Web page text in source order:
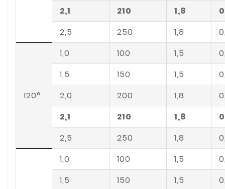
2,1 210 1,8
2,5
250 1,8
120°
1,0 100 1,5
1,5
150 1,5
2,0
200 1,8
2,1
210 1,8
2,5
250 1,8
1,0 100 1,5
1,5
150 1,5